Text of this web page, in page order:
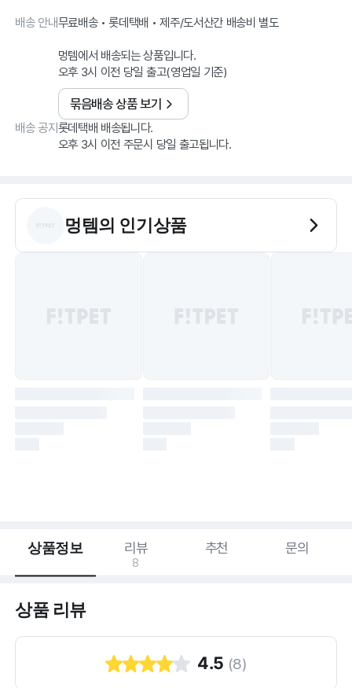
배송 안내무료배송 • 롯데택배 • 제주/도서산간 배송비 별도
멍템에서 배송되는 상품입니다.
오후 3시 이전 당일 출고(영업일 기준)
묶음배송 상품 보기
배송 공지롯데택배 배송됩니다.
오후 3시 이전 주문시 당일 출고됩니다.
멍템의 인기상품
상품정보 리뷰
8
추천 문의
상품 리뷰
4.5 (8)